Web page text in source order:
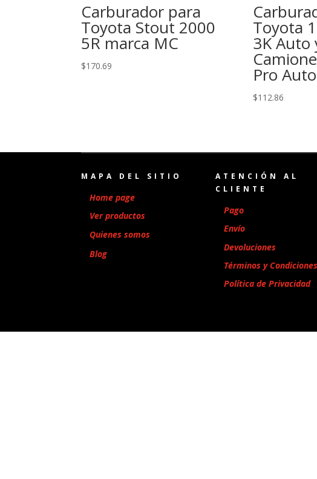
Carburador para
Toyota Stout 2000
5R marca MC
$170.69
Toyota
3K Auto
Pro Auto
$112.86
MAPA DEL SITIO
Home page
Ver productos
Quienes somos
Blog
ATENCIÓN AL
CLIENTE
Pago
Envío
Devoluciones
Términos y Condiciones
Política de Privacidad